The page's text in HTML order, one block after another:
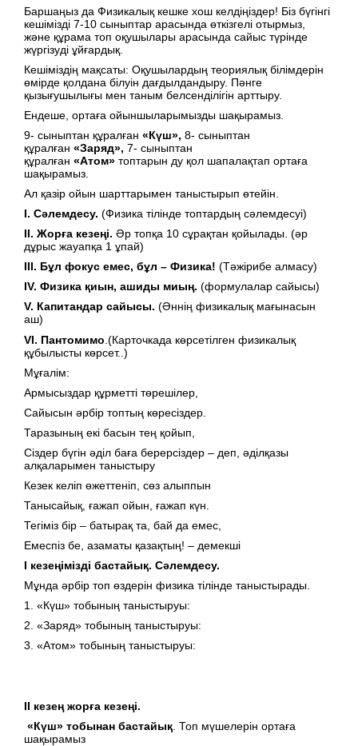
Баршаңыз да Физикалық кешке хош келдіңіздер! Біз бүгінгі
кешімізді 7-10 сыныптар арасында өткізгелі отырмыз,
және құрама топ оқушылары арасында сайыс түрінде
жүргізуді ұйғардық.
Кешіміздің мақсаты: Оқушылардың теориялық білімдерін
өмірде қолдана білуін дағдылдандыру. Пәнге
қызығушылығы мен таным белсенділігін арттыру.
Ендеше, ортаға ойыншыларымызды шақырамыз.
9- сыныптан құралған «Күш», 8- сыныптан
құралған «Заряд», 7- сыныптан
құралған «Атом» топтарын ду қол шапалақтап ортаға
шақырамыз.
Ал қазір ойын шарттарымен таныстырып өтейін.
І. Сәлемдесу. (Физика тілінде топтардың сәлемдесуі)
ІІ. Жорға кезеңі. Әр топқа 10 сұрақтан қойылады. (әр
дұрыс жауапқа 1 ұпай)
ІІІ. Бұл фокус емес, бұл – Физика! (Тәжірибе алмасу)
ІV. Физика қиын, ашиды миың. (формулалар сайысы)
V. Капитандар сайысы. (Әннің физикалық мағынасын
аш)
VI. Пантомимо .(Карточкада көрсетілген физикалық
құбылысты көрсет..)
Мұғалім:
Армысыздар құрметті төрешілер,
Сайысын әрбір топтың көресіздер.
Таразының екі басын тең қойып,
Сіздер бүгін әділ баға берерсіздер – деп, әділқазы
алқаларымен таныстыру
Кезек келіп өжеттеніп, сөз алыппын
Танысайық, ғажап ойын, ғажап күн.
Тегіміз бір – батырақ та, бай да емес,
Емеспіз бе, азаматы қазақтың! – демекші
І кезеңімізді бастайық. Сәлемдесу.
Мұнда әрбір топ өздерін физика тілінде таныстырады.
1. «Күш» тобының таныстыруы:
2. «Заряд» тобының таныстыруы:
3. «Атом» тобының таныстыруы:
ІІ кезең жорға кезеңі.
«Күш» тобынан бастайық . Топ мүшелерін ортаға
шақырамыз